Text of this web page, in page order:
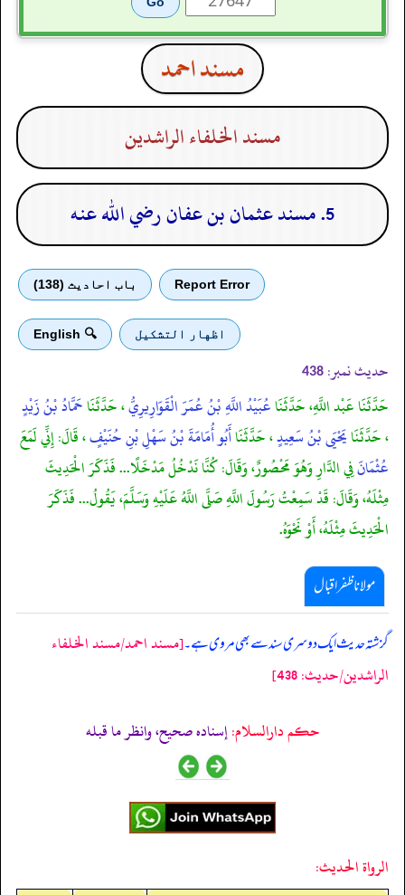
مسند احمد
مسند الخلفاء الراشدين
5. مسند عثمان بن عفان رضي الله عنه
Report Error باب احادیث (138)
اظهار التشكيل 🔍 English
حدیث نمبر: 438
حَدَّثَنَا عَبْد اللَّهِ، حَدَّثَنَاعُبَيْدُ اللَّهِ بْنُ عُمَرَ الْقَوَارِيرِيُّ، حَدَّثَنَاحَمَّادُ بْنُ زَيْدٍ
، حَدَّثَنَايَحْيَى بْنُ سَعِيدٍ، حَدَّثَنَاأَبُو أُمَامَةَ بْنُ سَهْلِ بْنِ حُنَيْفٍ، قَالَ: إِنِّي لَمَعَ
عُثْمَانَفِي الدَّارِ وَهُوَ مَحْصُورٌ، وَقَالَ: كُنَّا نَدْخُلُ مَدْخَلًا... فَذَكَرَ الْحَدِيثَ
مِثْلَهُ، وَقَالَ: قَدْ سَمِعْتُ رَسُولَ اللَّهِ صَلَّى اللَّهُ عَلَيْهِ وَسَلَّمَ، يَقُولُ... فَذَكَرَ
الْحَدِيثَ مِثْلَهُ، أَوْ نَحْوَهُ.
مولانا ظفر اقبال
گزشتہ حدیث ایک دوسری سند سے بھی مروی ہے۔[مسند احمد/مسند الخلفاء
الراشدين/حدیث: 438]
حکم دارالسلام:إسناده صحيح، وانظر ما قبله
الرواة الحديث: